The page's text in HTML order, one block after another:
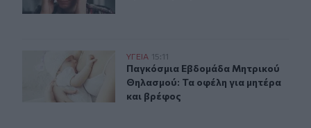
Παγκόσμια Εβδομάδα Μητρικού Θηλασμού: Τα οφέλη
ΥΓΕΙΑ 15:11
Παγκόσμια Εβδομάδα Μητρικού
Παγκόσμια Εβδομάδα Μητρικού
Θηλασμού: Τα οφέλη για μητέρα
και βρέφος